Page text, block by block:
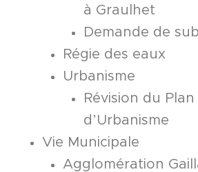
à Graulhet
Demande de
Régie des eaux
Urbanisme
Révision du Plan
d’Urbanisme
Vie Municipale
Agglomération